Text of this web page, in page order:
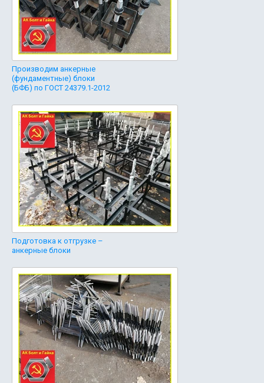
Производим анкерные
(фундаментные) блоки
(БФБ) по ГОСТ 24379.1-2012
Подготовка к отгрузке –
анкерные блоки